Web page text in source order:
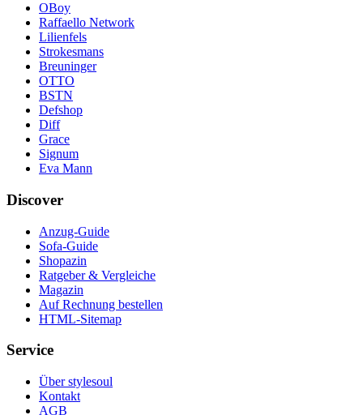
OBoy
Raffaello Network
Lilienfels
Strokesmans
Breuninger
OTTO
BSTN
Defshop
Diff
Grace
Signum
Eva Mann
Discover
Anzug-Guide
Sofa-Guide
Shopazin
Ratgeber & Vergleiche
Magazin
Auf Rechnung bestellen
HTML-Sitemap
Service
Über stylesoul
Kontakt
AGB